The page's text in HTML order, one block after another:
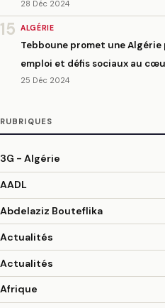
28 Déc 2024
15 ALGÉRIE
Tebboune promet une Algérie
emploi et défis sociaux au
25 Déc 2024
RUBRIQUES
3G - Algérie
AADL
Abdelaziz Bouteflika
Actualités
Actualités
Afrique